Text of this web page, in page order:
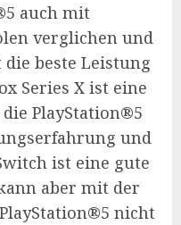
auch mit
verglichen und
die beste Leistung
Series X ist eine
PlayStation®5
und
ist eine gute
aber mit der
nicht